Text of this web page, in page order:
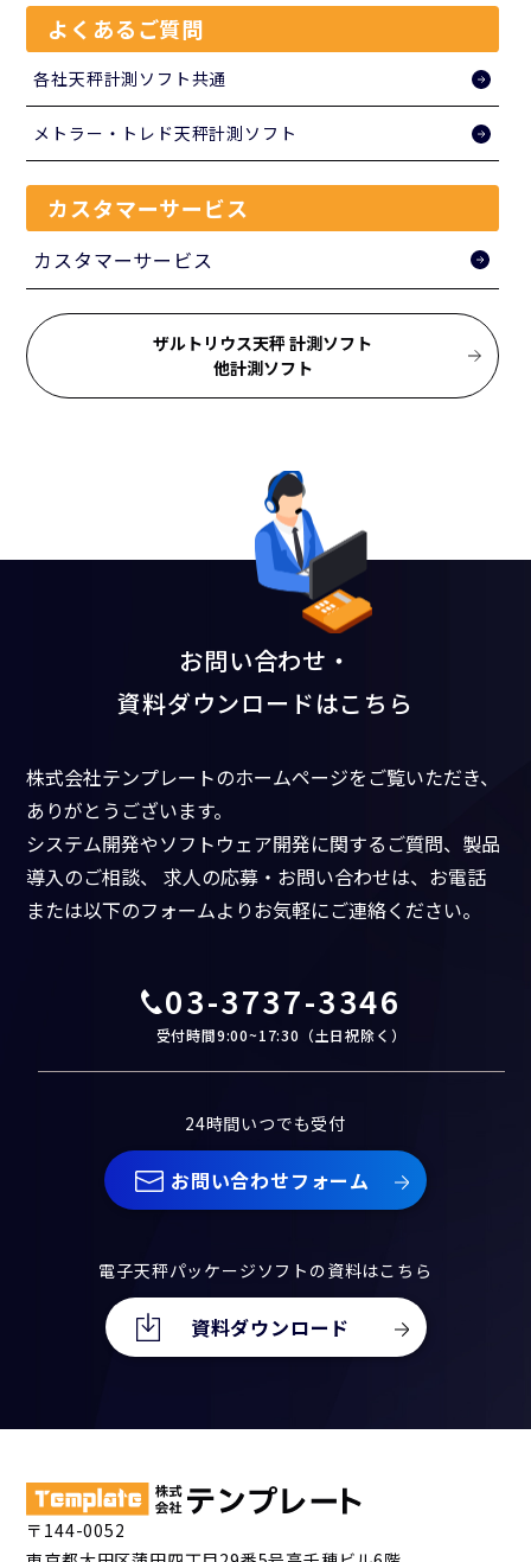
よくあるご質問
各社天秤計測ソフト共通
メトラー・トレド天秤計測ソフト
カスタマーサービス
カスタマーサービス
ザルトリウス天秤 計測ソフト
他計測ソフト
お問い合わせ・
資料ダウンロードはこちら
株式会社テンプレートのホームページをご覧いただき、
ありがとうございます。
システム開発やソフトウェア開発に関するご質問、製品
導入のご相談、
求人の応募・お問い合わせは、お電話
または以下のフォームよりお気軽にご連絡ください。
03-3737-3346
受付時間9:00~17:30（土日祝除く）
24時間いつでも受付
お問い合わせフォーム
電子天秤パッケージソフトの資料はこちら
資料ダウンロード
〒144-0052